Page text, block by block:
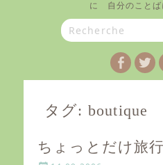
に 自分のことば
Search
for:
タグ: boutique
ちょっとだけ旅行